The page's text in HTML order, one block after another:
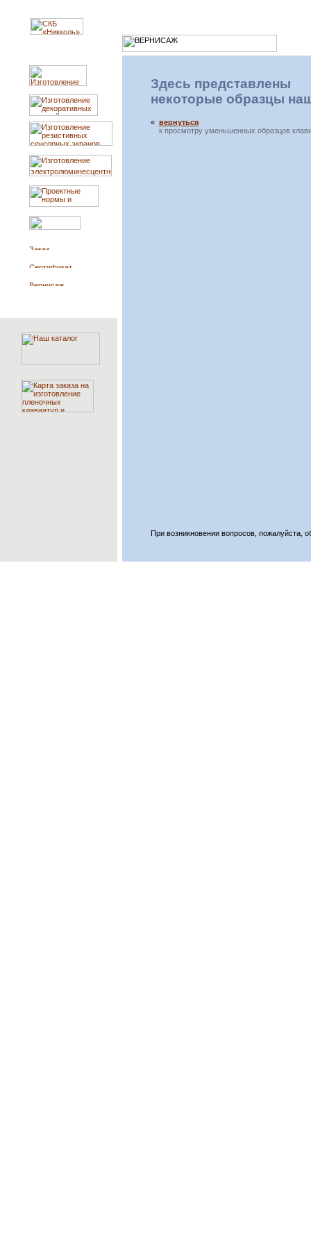
Здесь представлены
некоторые образцы
« вернуться
к просмотру уменьшенных образцов
При возникновении вопросов, пожалуйста,